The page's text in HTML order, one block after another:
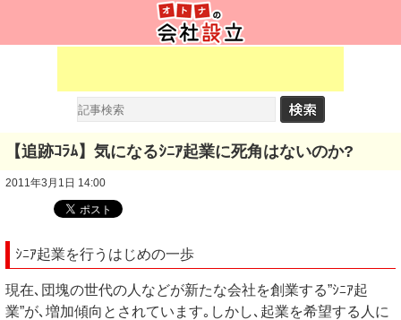
【追跡ｺﾗﾑ】気になるｼﾆｱ起業に死角はないのか?
2011年3月1日 14:00
ｼﾆｱ起業を行うはじめの一歩
現在､団塊の世代の人などが新たな会社を創業する”ｼﾆｱ起
業”が､増加傾向とされています｡しかし､起業を希望する人に